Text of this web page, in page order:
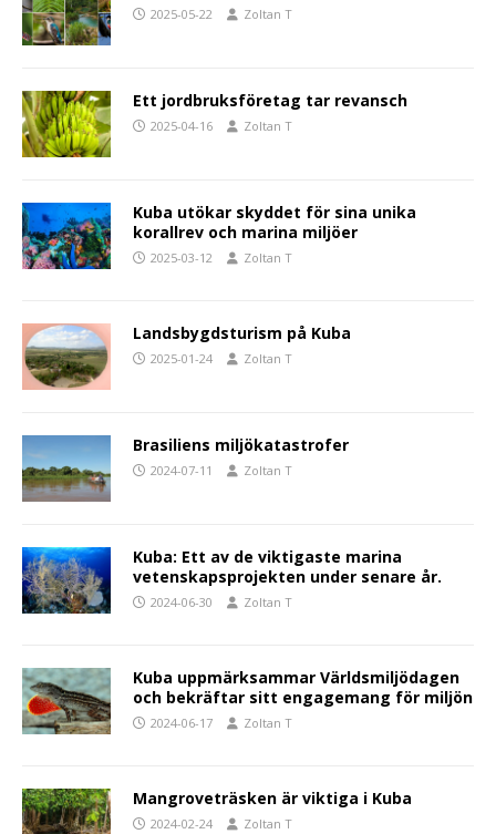
2025-05-22 Zoltan T
Ett jordbruksföretag tar revansch
2025-04-16 Zoltan T
Kuba utökar skyddet för sina unika
korallrev och marina miljöer
2025-03-12 Zoltan T
Landsbygdsturism på Kuba
2025-01-24 Zoltan T
Brasiliens miljökatastrofer
2024-07-11 Zoltan T
Kuba: Ett av de viktigaste marina
vetenskapsprojekten under senare år.
2024-06-30 Zoltan T
Kuba uppmärksammar Världsmiljödagen
och bekräftar sitt engagemang för miljön
2024-06-17 Zoltan T
Mangroveträsken är viktiga i Kuba
2024-02-24 Zoltan T